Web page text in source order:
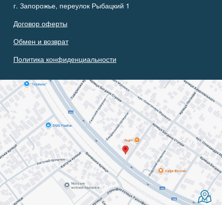
г. Запорожье, переулок Рыбацкий 1
Договор оферты
Обмен и возврат
Политика конфиденциальности